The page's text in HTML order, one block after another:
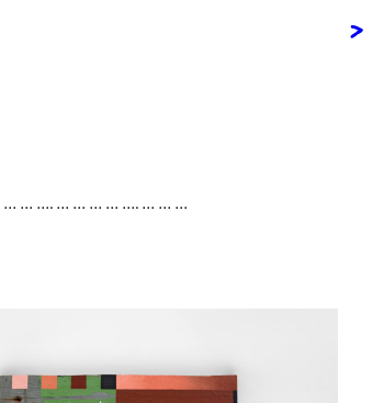
>
… …. … … … … …. … … …